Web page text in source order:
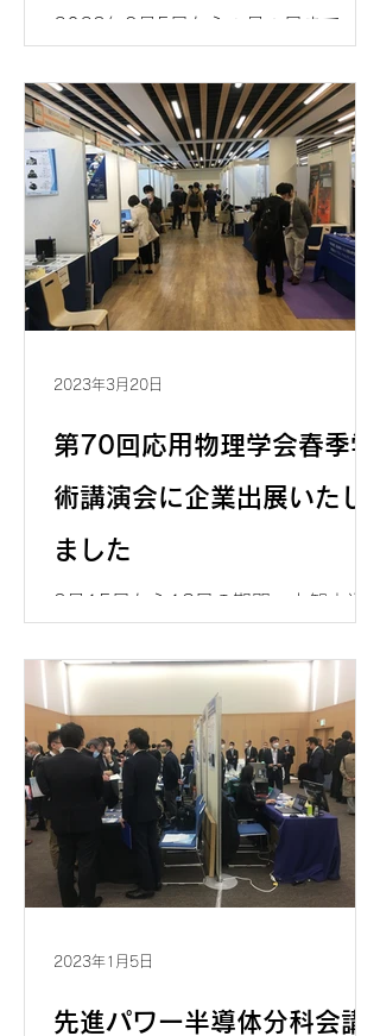
2023年9月5日から９月８日まで、名
子・材料コンファレンス
"SSDM2023" に企業出展し、高温チ
ャックやマイクロポジショナーなど
Signatone社の優れた製品をご紹介を
させていただきました。
第70回応用物理学会春季学
術講演会に企業出展いたし
ました
3月15日から18日の期間、上智大学
回応用物理学会春季学術講演会（JSAP
EXPO Spring 2023）に企業出展いた
しました。 多くの来場者にシグナトー
ン社の商品、高圧デバイス用ソリュー
ションの紹介をさせていただきまし
た。当社ブー...
2023年3月20日
先進パワー半導体分科会講
2023年1月5日